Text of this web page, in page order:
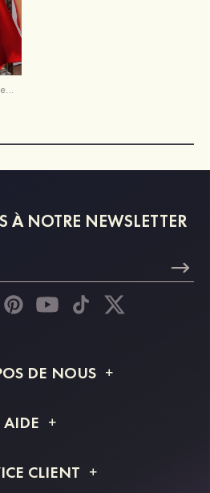
Robe trapèze col en v charmeuse courte/mini robe de fête de la rentrée
À NOTRE NEWSLETTER
DE NOUS
Livraison
AIDE
et remboursement
CLIENT